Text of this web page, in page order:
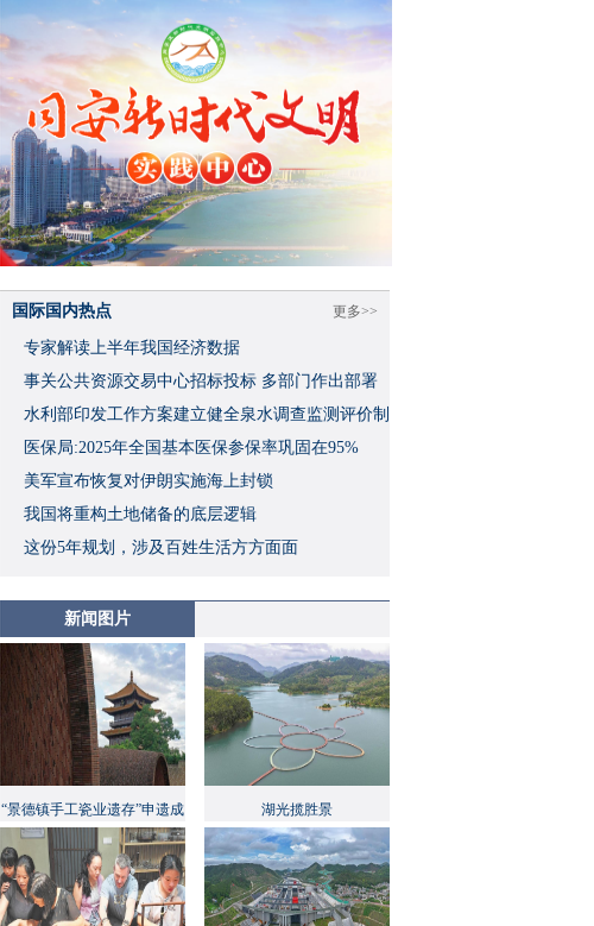
更多>>
国际国内热点
专家解读上半年我国经济数据
事关公共资源交易中心招标投标 多部门作出部署
水利部印发工作方案建立健全泉水调查监测评价制
度
医保局:2025年全国基本医保参保率巩固在95%
美军宣布恢复对伊朗实施海上封锁
我国将重构土地储备的底层逻辑
这份5年规划，涉及百姓生活方方面面
新闻图片
“景德镇手工瓷业遗存”申遗成
湖光揽胜景